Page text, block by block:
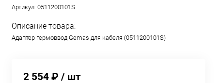
Артикул: 0511200101S
Описание товара:
Адаптер гермоввод Gemas для кабеля (0511200101S)
2 554 ₽ / шт